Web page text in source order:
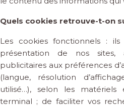
Quels cookies retrouve-t-on
Les cookies fonctionnels :
présentation de nos sites,
publicitaires aux préférences
(langue, résolution
utilisé…), selon les
terminal ; de faciliter vos